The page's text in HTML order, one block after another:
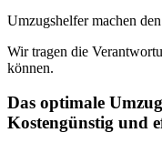
Umzugshelfer machen
Wir tragen die
können.
Das optimale
Kostengünstig und